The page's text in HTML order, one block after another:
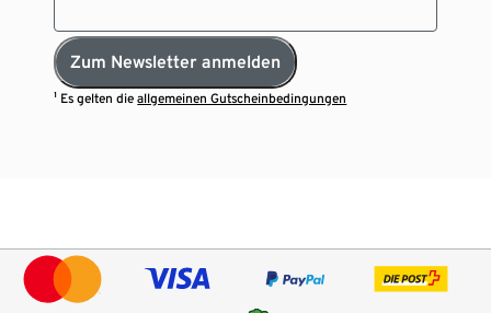
Zum Newsletter anmelden
¹ Es gelten dieallgemeinen Gutscheinbedingungen